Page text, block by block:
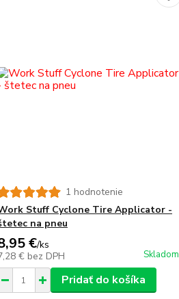
1 hodnotenie
Stuff Cyclone Tire Applicator -
na pneu
€/ks
€ bez DPH Skladom
Pridať do košíka